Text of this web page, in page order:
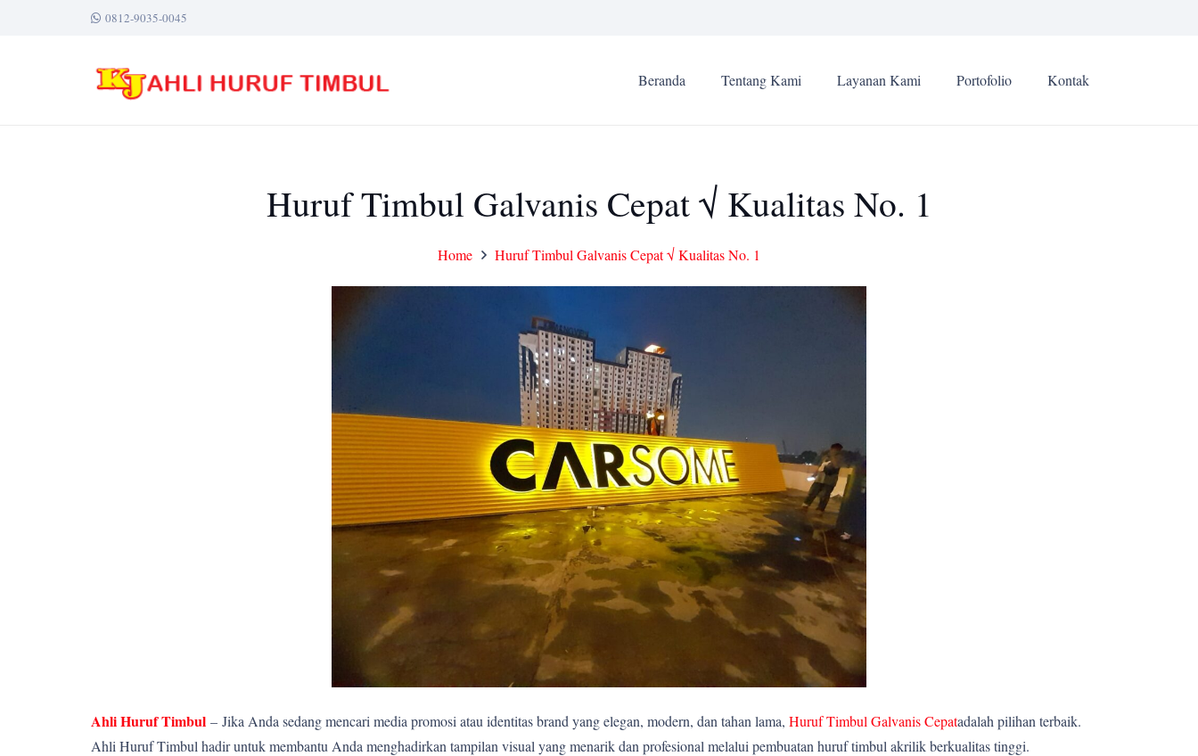
0812-9035-0045
Beranda Tentang Kami Layanan Kami Portofolio Kontak
Huruf Timbul Galvanis Cepat √ Kualitas No. 1
Home Huruf Timbul Galvanis Cepat √ Kualitas No. 1
Ahli Huruf Timbul – Jika Anda sedang mencari media promosi atau identitas brand yang elegan, modern, dan tahan lama, Huruf Timbul Galvanis Cepatadalah pilihan terbaik.
Ahli Huruf Timbul hadir untuk membantu Anda menghadirkan tampilan visual yang menarik dan profesional melalui pembuatan huruf timbul akrilik berkualitas tinggi.